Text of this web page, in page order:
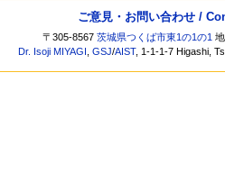
ご意見・お問い合わせ /
〒305-8567茨城県つくば市東1の1の1
Dr. Isoji MIYAGI
,GSJ/AIST, 1-1-1-7 Higashi,